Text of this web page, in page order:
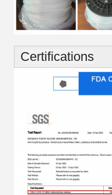
Certifications